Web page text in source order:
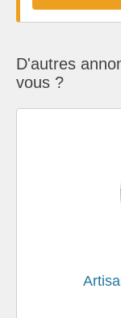
D'autres
vous ?